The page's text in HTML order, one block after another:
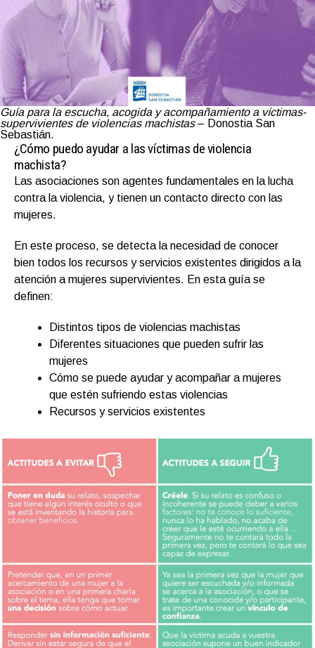
Guía para la escucha, acogida y acompañamiento a víctimas-
supervivientes de violencias machistas– Donostia San
Sebastián.
¿Cómo puedo ayudar a las víctimas de violencia
machista?
Las asociaciones son agentes fundamentales en la lucha
contra la violencia, y tienen un contacto directo con las
mujeres.
En este proceso, se detecta la necesidad de conocer
bien todos los recursos y servicios existentes dirigidos a la
atención a mujeres supervivientes. En esta guía se
definen:
Distintos tipos de violencias machistas
Diferentes situaciones que pueden sufrir las
mujeres
Cómo se puede ayudar y acompañar a mujeres
que estén sufriendo estas violencias
Recursos y servicios existentes